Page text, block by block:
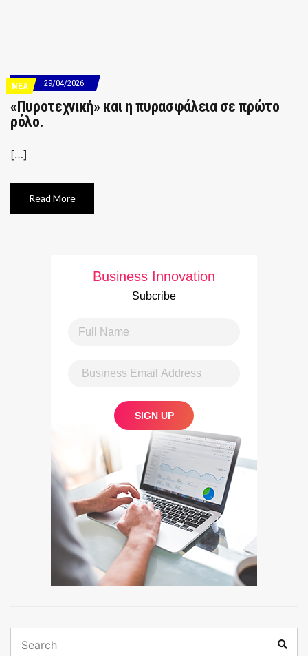
ΝΕΑ 29/04/2026
«Πυροτεχνική» και η πυρασφάλεια σε πρώτο
ρόλο.
[…]
Read More
Business Innovation
Subcribe
for: